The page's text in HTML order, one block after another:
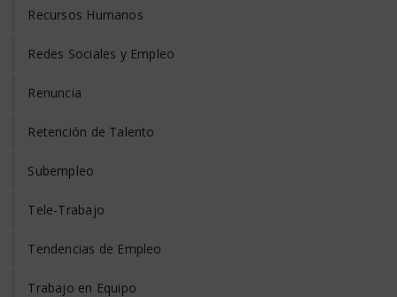
Recursos Humanos
Redes Sociales y Empleo
Renuncia
Retención de Talento
Subempleo
Tele-Trabajo
Tendencias de Empleo
Trabajo en Equipo